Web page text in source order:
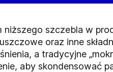
szczebla w
oraz inne
a tradycyjne
aby skondensować